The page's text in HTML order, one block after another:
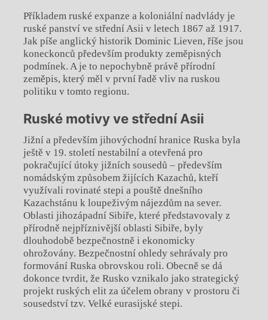
Příkladem ruské expanze a koloniální nadvlády je
ruské panství ve střední Asii v letech 1867 až 1917.
Jak píše anglický historik Dominic Lieven, říše jsou
koneckonců především produkty zeměpisných
podmínek. A je to nepochybně právě přírodní
zeměpis, který měl v první řadě vliv na ruskou
politiku v tomto regionu.
Ruské motivy ve střední Asii
Jižní a především jihovýchodní hranice Ruska byla
ještě v 19. století nestabilní a otevřená pro
pokračující útoky jižních sousedů – především
nomádským způsobem žijících Kazachů, kteří
využívali rovinaté stepi a pouště dnešního
Kazachstánu k loupeživým nájezdům na sever.
Oblasti jihozápadní Sibiře, které představovaly z
přírodně nejpříznivější oblasti Sibiře, byly
dlouhodobě bezpečnostně i ekonomicky
ohrožovány. Bezpečnostní ohledy sehrávaly pro
formování Ruska obrovskou roli. Obecně se dá
dokonce tvrdit, že Rusko vznikalo jako strategický
projekt ruských elit za účelem obrany v prostoru či
sousedství tzv. Velké eurasijské stepi.